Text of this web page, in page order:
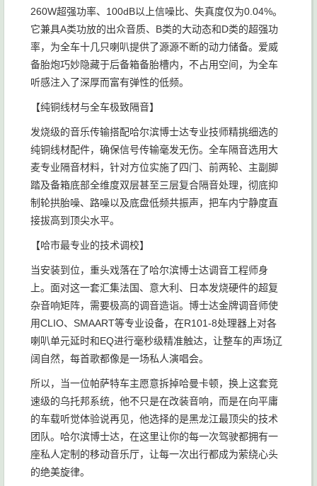
260W超强功率、100dB以上信噪比、失真度仅为0.04%。
它兼具A类功放的出众音质、B类的大动态和D类的超强功
率，为全车十几只喇叭提供了源源不断的动力储备。爱威
备胎炮巧妙隐藏于后备箱备胎槽内，不占用空间，为全车
听感注入了深厚而富有弹性的低频。
【纯铜线材与全车极致隔音】
发烧级的音乐传输搭配哈尔滨博士达专业技师精挑细选的
纯铜线材配件，确保信号传输毫发无伤。全车隔音选用大
麦专业隔音材料，针对方位实施了四门、前两轮、主副脚
踏及备箱底部全维度双层甚至三层复合隔音处理，彻底抑
制轮拱胎噪、路噪以及底盘低频共振声，把车内宁静度直
接拔高到顶尖水平。
【哈市最专业的技术调校】
当安装到位，重头戏落在了哈尔滨博士达调音工程师身
上。面对这一套汇集法国、意大利、日本发烧硬件的超复
杂音响矩阵，需要极高的调音造诣。博士达金牌调音师使
用CLIO、SMAART等专业设备，在R101-8处理器上对各
喇叭单元延时和EQ进行毫秒级精准触达，让整车的声场辽
阔自然，每首歌都像是一场私人演唱会。
所以，当一位帕萨特车主愿意拆掉哈曼卡顿，换上这套竞
速级的乌托邦系统，他不只是在改装音响，而是在向平庸
的车载听觉体验说再见，他选择的是黑龙江最顶尖的技术
团队。哈尔滨博士达，在这里让你的每一次驾驶都拥有一
座私人定制的移动音乐厅，让每一次出行都成为萦绕心头
的绝美旋律。